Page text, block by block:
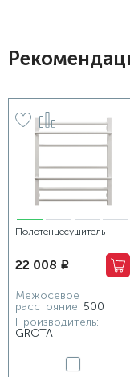
Полотенцесушитель
530х600 белый
22 008 i
Межосевое
расстояние: 500
Производитель:
GROTA